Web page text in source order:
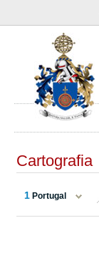
Cartografia
1 Portugal